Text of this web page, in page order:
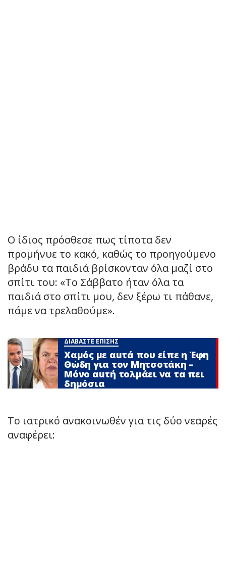
Ο ίδιος πρόσθεσε πως τίποτα δεν
προμήνυε το κακό, καθώς το προηγούμενο
βράδυ τα παιδιά βρίσκονταν όλα μαζί στο
σπίτι του: «Το Σάββατο ήταν όλα τα
παιδιά στο σπίτι μου, δεν ξέρω τι πάθανε,
πάμε να τρελαθούμε».
ΔΙΑΒΑΣΤΕ ΕΠΙΣΗΣ
Χαμός με αuτά που είπε η Έφη
Θώδη για τον Μητσοτάκη –
Μόνο αuτή τολμάει να τα πει
δημόσια
Το ιατρικό ανακοινωθέν για τις δύο νεαρές
αναφέρει: